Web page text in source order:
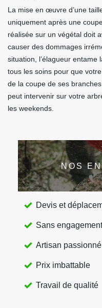
La mise en œuvre d’une
uniquement après une
réalisée sur un végétal doit
causer des dommages
situation, l’élagueur
tous les soins pour que
de la coupe de ses
peut intervenir sur votre
les weekends.
NOS
Devis et
Sans engagement
Artisan passionné
Prix imbattable
Travail de qualité